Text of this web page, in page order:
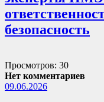
безопасность
Просмотров: 30
Нет комментариев
09.06.2026